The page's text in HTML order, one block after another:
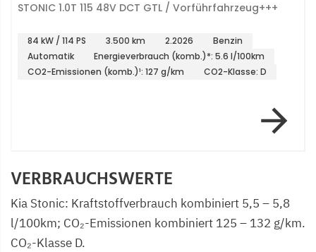
STONIC 1.0T 115 48V DCT GTL / Vorführfahrzeug+++
84 kW / 114 PS 3.500 km 2.2026
Benzin
Automatik
Energieverbrauch (komb.)*: 5.6 l/100km
CO2-Emissionen (komb.)¹: 127 g/km
CO2-Klasse: D
VERBRAUCHSWERTE
Kia Stonic: Kraftstoffverbrauch kombiniert 5,5 – 5,8
l/100km; CO₂-Emissionen kombiniert 125 – 132 g/km.
CO₂-Klasse D.